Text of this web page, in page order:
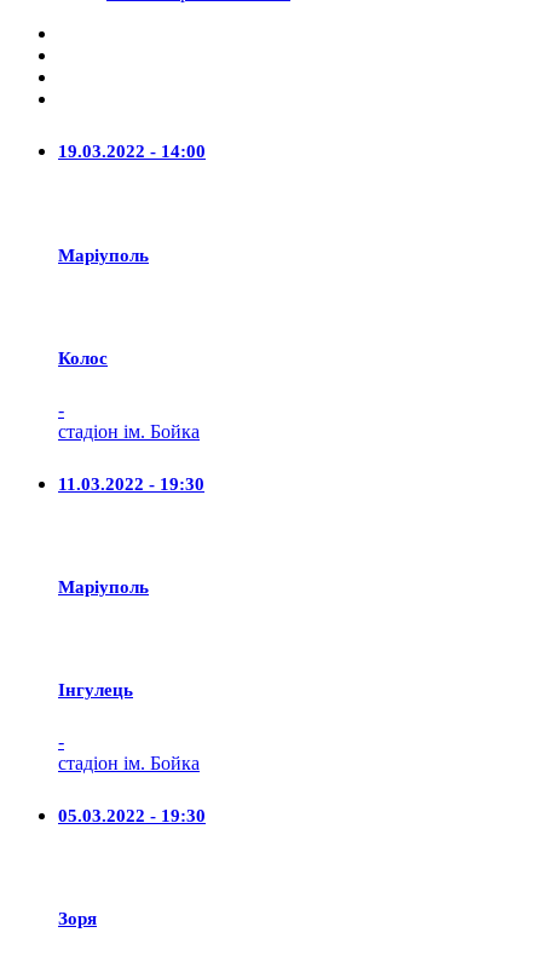
19.03.2022 - 14:00
Маріуполь
Колос
-
стадіон ім. Бойка
11.03.2022 - 19:30
Маріуполь
Iнгулець
-
стадіон ім. Бойка
05.03.2022 - 19:30
Зоря